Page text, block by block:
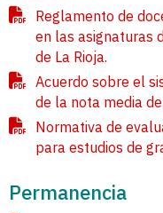
Reglamento de
en las asignaturas
de La Rioja.
Acuerdo sobre el
de la nota media
Normativa de
para estudios de
Permanencia